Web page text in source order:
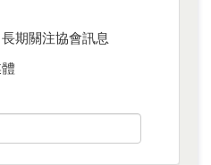
期關注協會訊息